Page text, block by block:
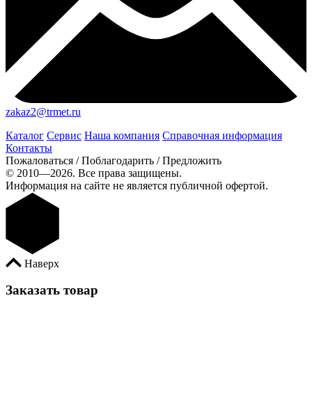
zakaz2@trmet.ru
Каталог Сервис Наша компания Справочная информация
Контакты
Пожаловаться / Поблагодарить / Предложить
© 2010—2026. Все права защищены.
Информация на сайте не является публичной офертой.
Наверх
Заказать товар